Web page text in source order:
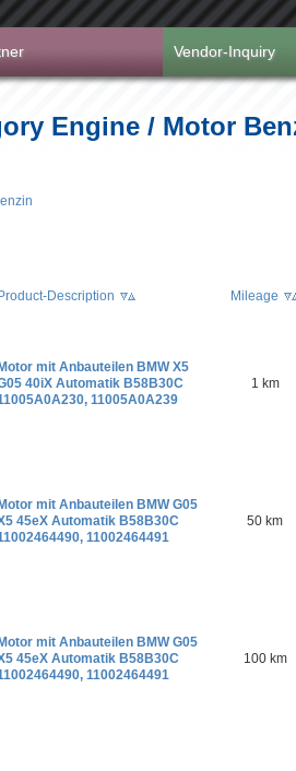
Vendor-Inquiry
Engine / Motor
Product-Description
Mileage
Motor mit Anbauteilen BMW X5
40iX Automatik B58B30C
11005A0A239
1 km
Motor mit Anbauteilen BMW G05
45eX Automatik B58B30C
11002464491
50 km
Motor mit Anbauteilen BMW G05
45eX Automatik B58B30C
11002464491
100 km